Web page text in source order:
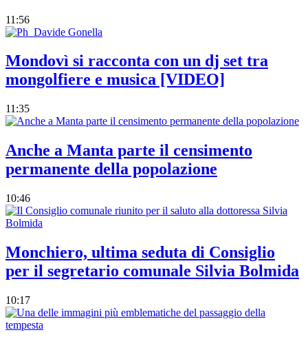
11:56
Mondovì si racconta con un dj set tra
mongolfiere e musica [VIDEO]
11:35
Anche a Manta parte il censimento
permanente della popolazione
10:46
Monchiero, ultima seduta di Consiglio
per il segretario comunale Silvia Bolmida
10:17